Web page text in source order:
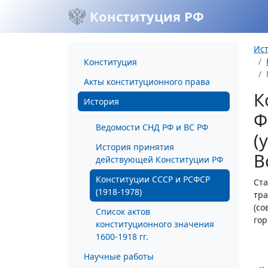
Конституция РФ
Конституция
Акты конституционного права
История
Ведомости СНД РФ и ВС РФ
История принятия
действующей Конституции РФ
Конституции СССР и РСФСР
(1918-1978)
Список актов
конституционного значения
1600-1918 гг.
Научные работы